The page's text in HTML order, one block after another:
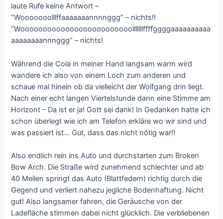
laute Rufe keine Antwort –
“Wooooooolllffaaaaaaannnnggg” – nichts!!
“Wooooooooooooooooooooooooolllllllffffggggaaaaaaaaaa
aaaaaaaannnggg” – nichts!
Während die Cola in meiner Hand langsam warm wird
wandere ich also von einem Loch zum anderen und
schaue mal hinein ob da vielleicht der Wolfgang drin liegt.
Nach einer echt langen Viertelstunde dann eine Stimme am
Horizont – Da ist er ja! Gott sei dank! In Gedanken hatte ich
schon überlegt wie ich am Telefon erkläre wo wir sind und
was passiert ist… Gut, dass das nicht nötig war!!
Also endlich rein ins Auto und durchstarten zum Broken
Bow Arch. Die Straße wird zunehmend schlechter und ab
40 Meilen springt das Auto (Blattfedern) richtig durch die
Gegend und verliert nahezu jegliche Bodenhaftung. Nicht
gut! Also langsamer fahren, die Geräusche von der
Ladefläche stimmen dabei nicht glücklich. Die verbliebenen